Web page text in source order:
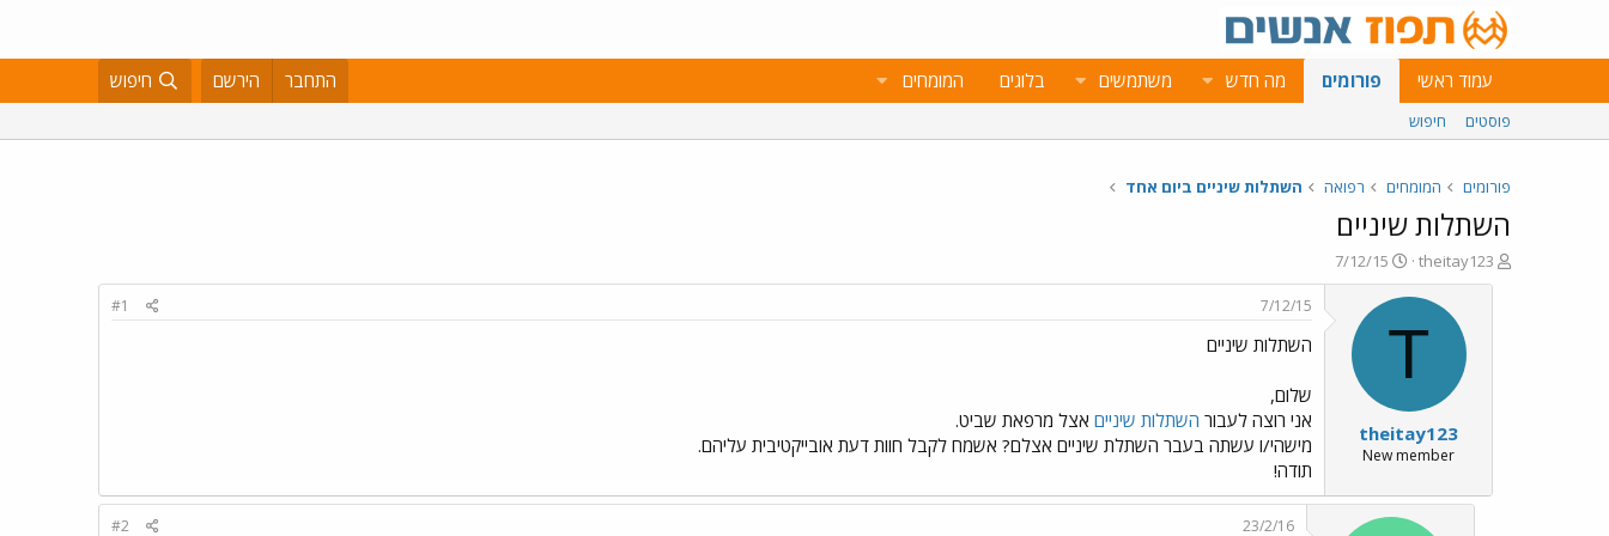
עמוד ראשי פורומים מה חדש משתמשים בלוגים המומחים התחבר הירשם חיפוש
פוסטים חיפוש
פורומים המומחים רפואה השתלות שיניים ביום אחד
השתלות שיניים
פ
ו
theitay123
פ
ו
ר
א
ר
י
7/12/15
T
theitay123
New member
7/12/15
#1
השתלות שיניים
שלום,
אני רוצה לעבור השתלות שיניים אצל מרפאת שביט.
מישהי/ו עשתה בעבר השתלת שיניים אצלם? אשמח לקבל חוות דעת אובייקטיבית עליהם.
תודה!
23/2/16
#2